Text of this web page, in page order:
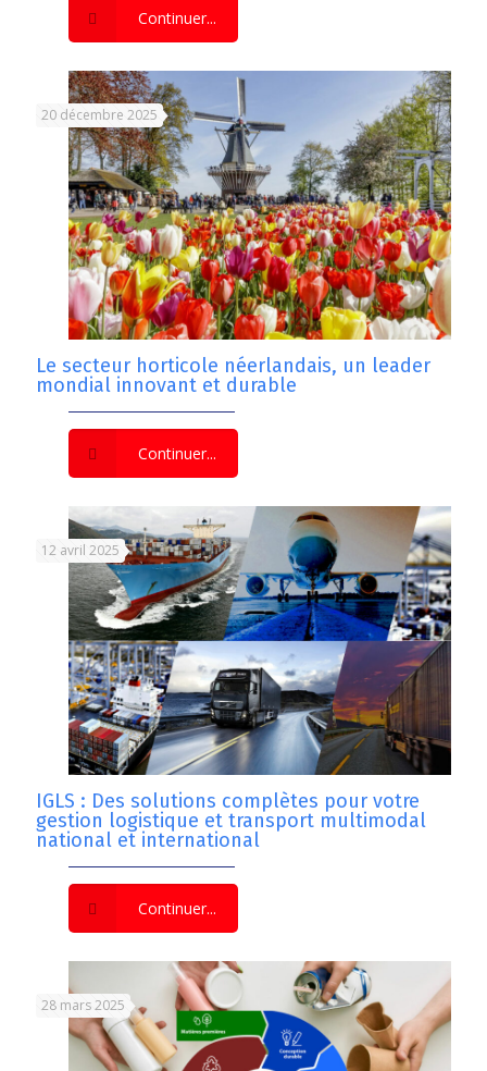
Continuer...
20 décembre 2025
Le secteur horticole néerlandais, un leader
mondial innovant et durable
Continuer...
12 avril 2025
IGLS : Des solutions complètes pour votre
gestion logistique et transport multimodal
national et international
Continuer...
28 mars 2025